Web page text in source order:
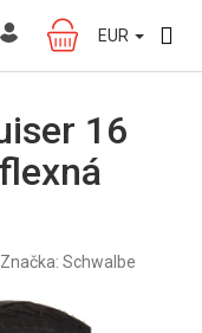
NÁKUPNÝ
KOŠÍK
EUR
16
Značka: Schwalbe